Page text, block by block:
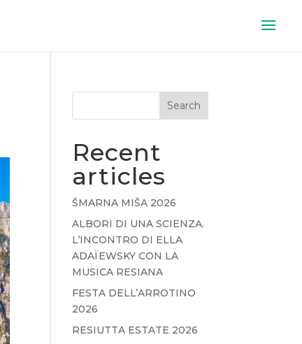
Search
Recent
articles
ŠMARNA MIŠA 2026
ALBORI DI UNA SCIENZA.
L’INCONTRO DI ELLA
ADAÏEWSKY CON LA
MUSICA RESIANA
FESTA DELL’ARROTINO
2026
RESIUTTA ESTATE 2026